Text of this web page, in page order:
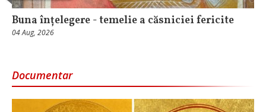
Buna înțelegere - temelie a căsniciei fericite
04 Aug, 2026
Documentar